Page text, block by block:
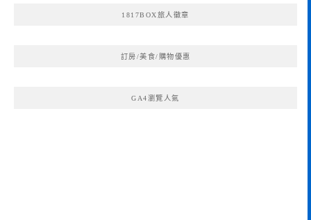
1817BOX旅人徽章
訂房/美食/購物優惠
GA4瀏覽人氣